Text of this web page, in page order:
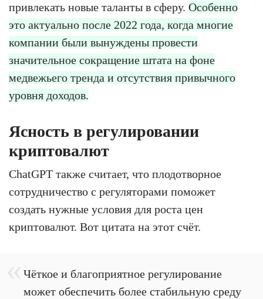
привлекать новые таланты в сферу. Особенно
это актуально после 2022 года, когда многие
компании были вынуждены провести
значительное сокращение штата на фоне
медвежьего тренда и отсутствия привычного
уровня доходов.
Ясность в регулировании
криптовалют
ChatGPT также считает, что плодотворное
сотрудничество с регуляторами поможет
создать нужные условия для роста цен
криптовалют. Вот цитата на этот счёт.
Чёткое и благоприятное регулирование
может обеспечить более стабильную среду